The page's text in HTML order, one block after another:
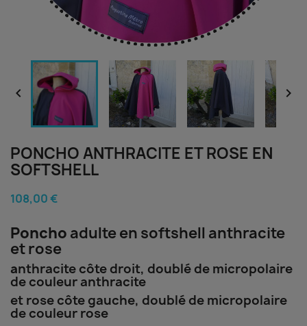
 
PONCHO ANTHRACITE ET ROSE EN
SOFTSHELL
108,00 €
Poncho adulte en softshell anthracite
et rose
anthracite côte droit, doublé de micropolaire
de couleur anthracite
et rose côte gauche, doublé de micropolaire
de couleur rose